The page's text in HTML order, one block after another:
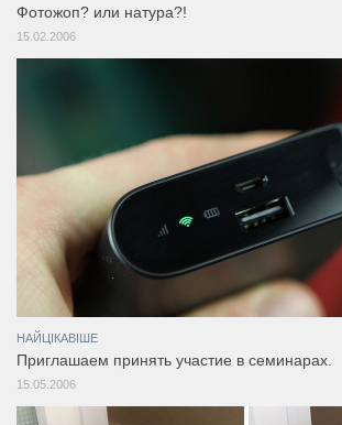
Фотожоп? или натура?!
15.02.2006
НАЙЦІКАВІШЕ
Приглашаем принять участие в семинарах.
15.05.2006